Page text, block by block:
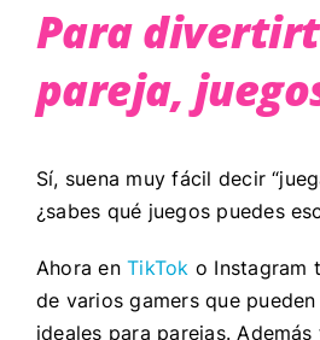
Para
pareja,
Sí, suena muy fácil decir
¿sabes qué juegos puedes
Ahora enTikTok o Instagram
de varios gamers que
ideales para parejas.